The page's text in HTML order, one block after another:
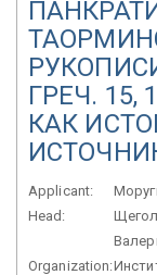
ГРЕЧ. 15,
КАК
Applicant:
Head:
Organization: